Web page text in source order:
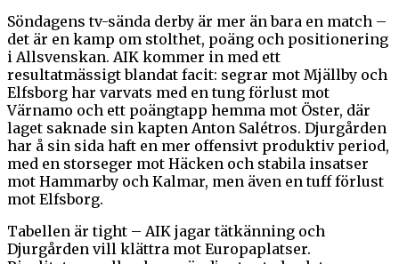
Söndagens tv-sända derby är mer än bara en match –
det är en kamp om stolthet, poäng och positionering
i Allsvenskan. AIK kommer in med ett
resultatmässigt blandat facit: segrar mot Mjällby och
Elfsborg har varvats med en tung förlust mot
Värnamo och ett poängtapp hemma mot Öster, där
laget saknade sin kapten Anton Salétros. Djurgården
har å sin sida haft en mer offensivt produktiv period,
med en storseger mot Häcken och stabila insatser
mot Hammarby och Kalmar, men även en tuff förlust
mot Elfsborg.
Tabellen är tight – AIK jagar tätkänning och
Djurgården vill klättra mot Europaplatser.